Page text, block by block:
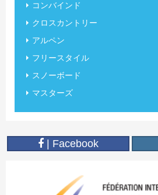
コンバインド
クロスカントリー
アルペン
フリースタイル
スノーボード
マスターズ
| Facebook